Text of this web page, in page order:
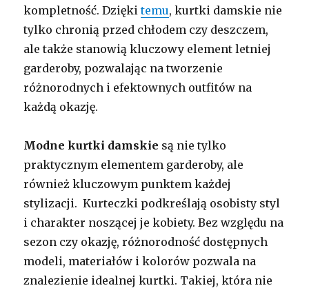
kompletność. Dziękitemu, kurtki damskie nie
tylko chronią przed chłodem czy deszczem,
ale także stanowią kluczowy element letniej
garderoby, pozwalając na tworzenie
różnorodnych i efektownych outfitów na
każdą okazję.
Modne kurtki damskie są nie tylko
praktycznym elementem garderoby, ale
również kluczowym punktem każdej
stylizacji. Kurteczki podkreślają osobisty styl
i charakter noszącej je kobiety. Bez względu na
sezon czy okazję, różnorodność dostępnych
modeli, materiałów i kolorów pozwala na
znalezienie idealnej kurtki. Takiej, która nie